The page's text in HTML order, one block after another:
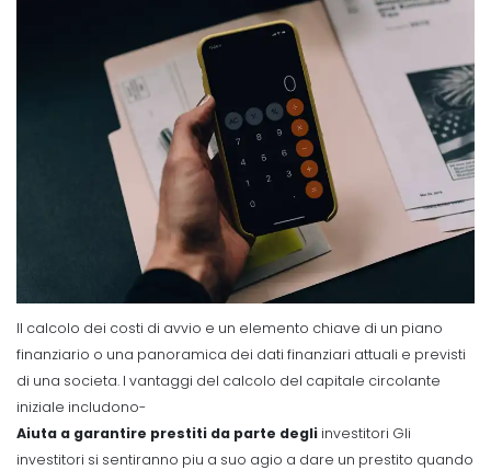
Il calcolo dei costi di avvio e un elemento chiave di un piano
finanziario o una panoramica dei dati finanziari attuali e previsti
di una societa. I vantaggi del calcolo del capitale circolante
iniziale includono-
Aiuta a garantire prestiti da parte degli investitori Gli
investitori si sentiranno piu a suo agio a dare un prestito quando